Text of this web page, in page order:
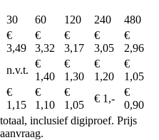
30 60 120 240
480
€
3,49
€
3,32
€
3,17
€
3,05
€
2,96
n.v.t.
€
1,40
€
1,30
€
1,20
€
1,05
€
1,15
€
1,10
€
1,05
€ 1,-
€
0,90
inclusief digiproef. Prijs